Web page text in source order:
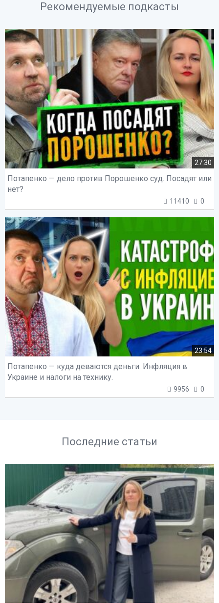
Рекомендуемые подкасты
27:30
Потапенко — дело против Порошенко суд. Посадят или
нет?
11410 0
23:54
Потапенко — куда деваются деньги. Инфляция в
Украине и налоги на технику.
9956 0
Последние статьи